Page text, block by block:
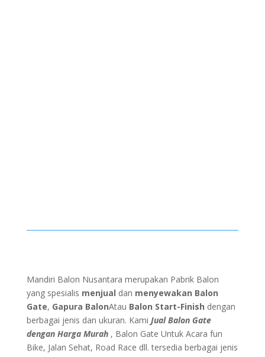
Mandiri Balon Nusantara merupakan Pabrik Balon
yang spesialis menjual dan menyewakan Balon
Gate, Gapura BalonAtau Balon Start-Finish dengan
berbagai jenis dan ukuran. Kami Jual Balon Gate
dengan Harga Murah , Balon Gate Untuk Acara fun
Bike, Jalan Sehat, Road Race dll. tersedia berbagai jenis